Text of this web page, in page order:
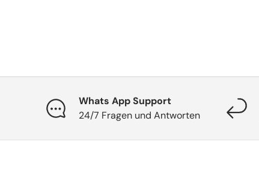
Whats App Support
24/7 Fragen und Antworten